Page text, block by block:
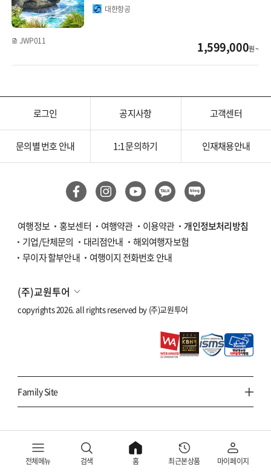
대한항공
JWP011 1,599,000원 ~
전체메뉴 검색 홈 최근본상품 마이페이지
로그인 공지사항 고객센터
문의별 번호 안내 1:1 문의하기 인재채용안내
여행정보 홍보센터 여행약관 이용약관
개인정보처리방침
기업/단체문의
대리점안내
해외여행자보험
무이자 할부안내
여행이지 전화번호 안내
(주)교원투어
copyrights 2026. all rights reserved by (주)교원투어
Family Site